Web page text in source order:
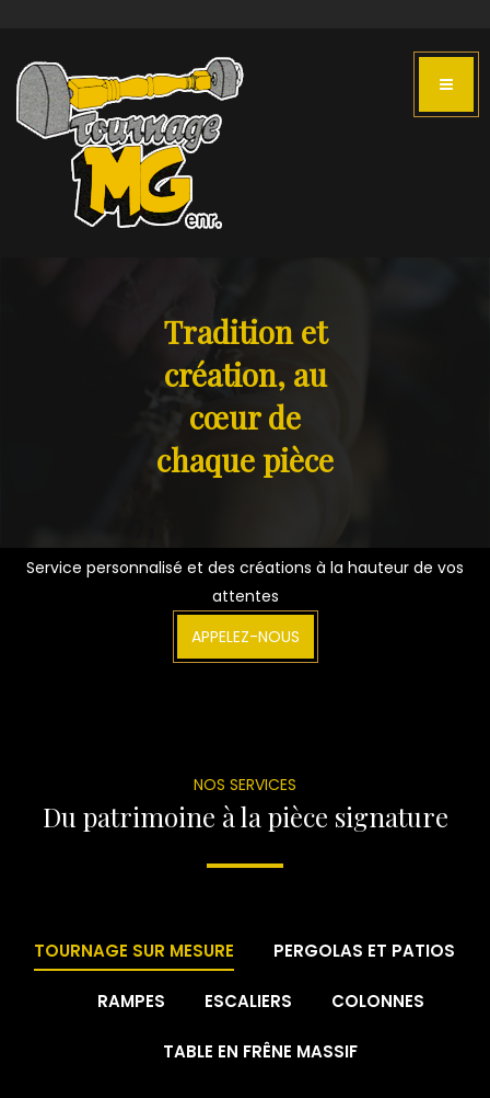
Tradition et
création, au
cœur de
chaque pièce
Service personnalisé et des créations à la hauteur de vos
attentes
APPELEZ-NOUS
NOS SERVICES
Du patrimoine à la pièce signature
TOURNAGE SUR MESURE PERGOLAS ET PATIOS
RAMPES ESCALIERS COLONNES
TABLE EN FRÊNE MASSIF